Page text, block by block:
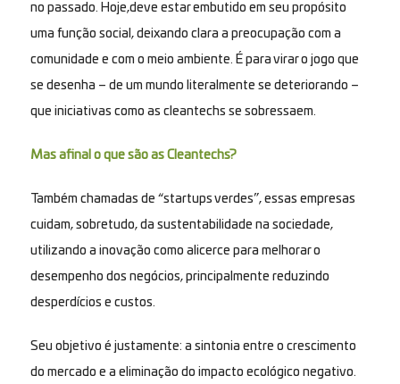
no passado. Hoje,deve estar embutido em seu propósito
uma função social, deixando clara a preocupação com a
comunidade e com o meio ambiente. É para virar o jogo que
se desenha – de um mundo literalmente se deteriorando –
que iniciativas como as cleantechs se sobressaem.
Mas afinal o que são as Cleantechs?
Também chamadas de “startups verdes”, essas empresas
cuidam, sobretudo, da sustentabilidade na sociedade,
utilizando a inovação como alicerce para melhorar o
desempenho dos negócios, principalmente reduzindo
desperdícios e custos.
Seu objetivo é justamente: a sintonia entre o crescimento
do mercado e a eliminação do impacto ecológico negativo.